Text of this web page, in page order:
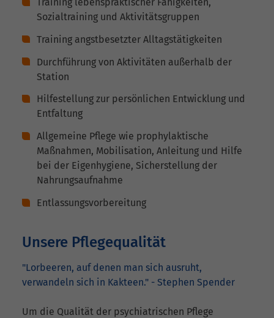
Sozialtraining und Aktivitätsgruppen
Training angstbesetzter Alltagstätigkeiten
Durchführung von Aktivitäten außerhalb der
Station
Hilfestellung zur persönlichen Entwicklung und
Entfaltung
Allgemeine Pflege wie prophylaktische
Maßnahmen, Mobilisation, Anleitung und Hilfe
bei der Eigenhygiene, Sicherstellung der
Nahrungsaufnahme
Entlassungsvorbereitung
Unsere Pflegequalität
"Lorbeeren, auf denen man sich ausruht,
verwandeln sich in Kakteen." - Stephen Spender
Um die Qualität der psychiatrischen Pflege